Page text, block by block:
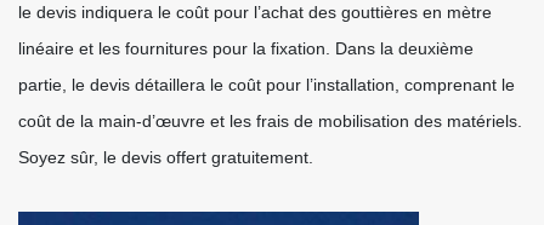
le devis indiquera le coût pour l’achat des gouttières en mètre
linéaire et les fournitures pour la fixation. Dans la deuxième
partie, le devis détaillera le coût pour l’installation, comprenant le
coût de la main-d’œuvre et les frais de mobilisation des matériels.
Soyez sûr, le devis offert gratuitement.